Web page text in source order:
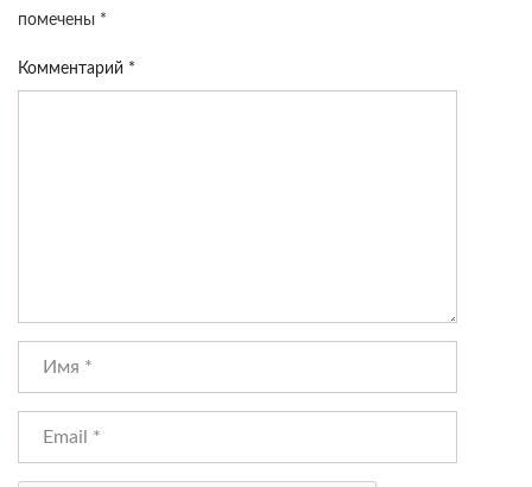
помечены *
Комментарий *